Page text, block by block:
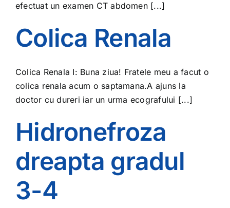
efectuat un examen CT abdomen [...]
Colica Renala
Colica Renala I: Buna ziua! Fratele meu a facut o
colica renala acum o saptamana.A ajuns la
doctor cu dureri iar un urma ecografului [...]
Hidronefroza
dreapta gradul
3-4